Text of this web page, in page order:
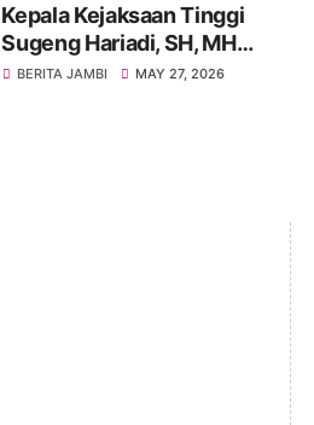
Kepala Kejaksaan Tinggi
Sugeng Hariadi, SH, MH
Lantik 170 ASN se-Wilayah
BERITA JAMBI MAY 27, 2026